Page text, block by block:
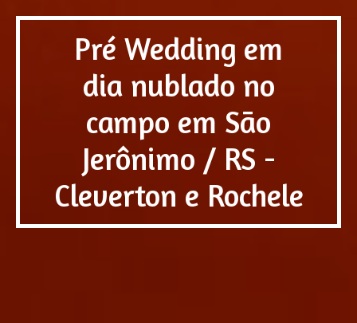
Pré Wedding em
dia nublado no
campo em São
Jerônimo / RS -
Cleverton e Rochele